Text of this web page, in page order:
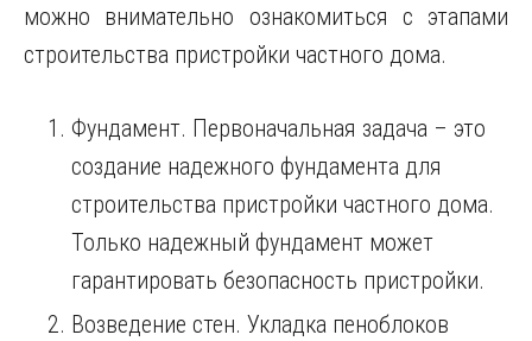
можно внимательно ознакомиться с этапами
строительства пристройки частного дома.
Фундамент. Первоначальная задача – это
создание надежного фундамента для
строительства пристройки частного дома.
Только надежный фундамент может
гарантировать безопасность пристройки.
Возведение стен. Укладка пеноблоков